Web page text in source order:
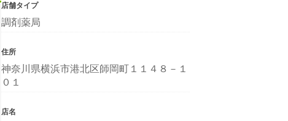
店舗タイプ
調剤薬局
住所
神奈川県横浜市港北区師岡町１１４８－１
０１
店名